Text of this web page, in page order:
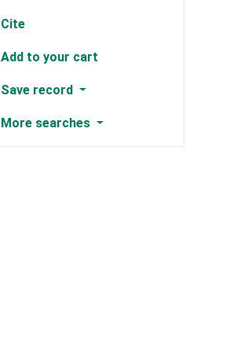
Cite
Add to your cart
Save record
More searches